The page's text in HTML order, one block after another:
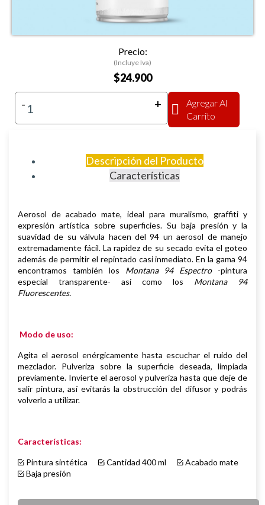
Precio:
(Incluye Iva)
$24.900
- +
Agregar Al
Carrito
Descripción del Producto
Características
Aerosol deacabado mate, ideal para muralismo, graffiti y
expresión artística sobre superficies. Su baja presión y la
suavidad de su válvula hacen del 94 un aerosol de manejo
extremadamente fácil. La rapidez de su secado evita el goteo
además de permitir el repintado casi inmediato.En la gama 94
encontramos también los Montana 94 Espectro-pintura
especial transparente- así como los Montana 94
Fluorescentes.
Modo de uso:
Agita el aerosol enérgicamente hasta escuchar el ruido del
mezclador. Pulveriza sobre la superficie deseada, limpiada
previamente. Invierte el aerosol y pulveriza hasta que deje de
salir pintura, así evitarás la obstrucción del difusor y podrás
volverlo a utilizar.
Características:
Pintura sintética Cantidad 400 ml
Acabado mate
Baja presión